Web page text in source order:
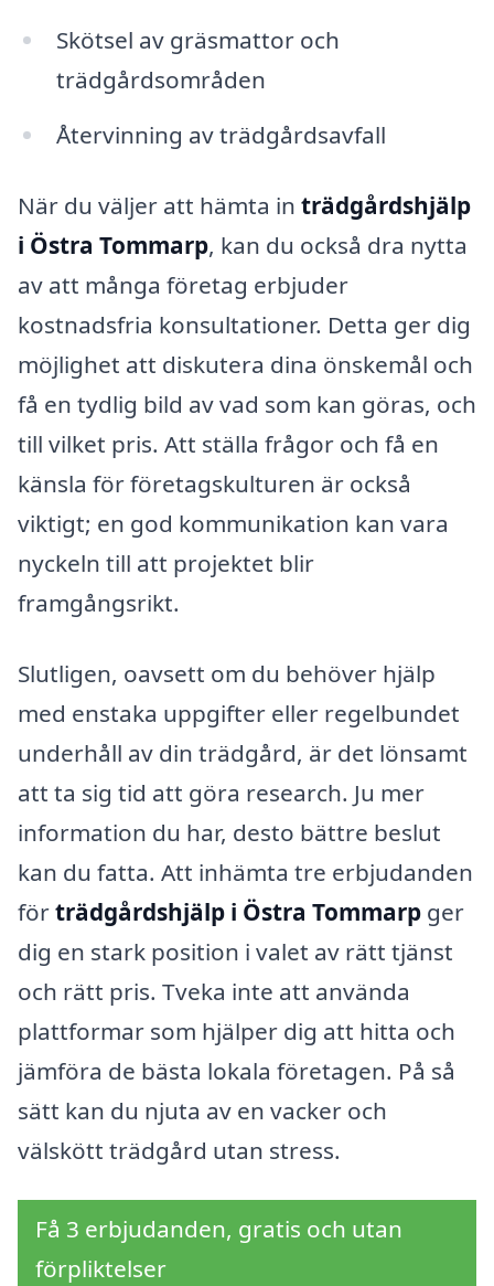
Skötsel av gräsmattor och
trädgårdsområden
Återvinning av trädgårdsavfall
När du väljer att hämta in trädgårdshjälp
i Östra Tommarp, kan du också dra nytta
av att många företag erbjuder
kostnadsfria konsultationer. Detta ger dig
möjlighet att diskutera dina önskemål och
få en tydlig bild av vad som kan göras, och
till vilket pris. Att ställa frågor och få en
känsla för företagskulturen är också
viktigt; en god kommunikation kan vara
nyckeln till att projektet blir
framgångsrikt.
Slutligen, oavsett om du behöver hjälp
med enstaka uppgifter eller regelbundet
underhåll av din trädgård, är det lönsamt
att ta sig tid att göra research. Ju mer
information du har, desto bättre beslut
kan du fatta. Att inhämta tre erbjudanden
förträdgårdshjälp i Östra Tommarp ger
dig en stark position i valet av rätt tjänst
och rätt pris. Tveka inte att använda
plattformar som hjälper dig att hitta och
jämföra de bästa lokala företagen. På så
sätt kan du njuta av en vacker och
välskött trädgård utan stress.
Få 3 erbjudanden, gratis och utan
förpliktelser